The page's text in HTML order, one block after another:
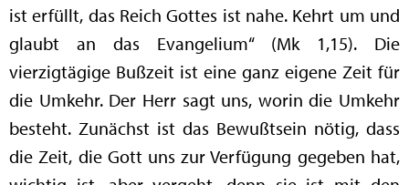
ist erfüllt, das Reich Gottes ist nahe. Kehrt um und
glaubt an das Evangelium“ (Mk 1,15). Die
vierzigtägige Bußzeit ist eine ganz eigene Zeit für
die Umkehr. Der Herr sagt uns, worin die Umkehr
besteht. Zunächst ist das Bewußtsein nötig, dass
die Zeit, die Gott uns zur Verfügung gegeben hat,